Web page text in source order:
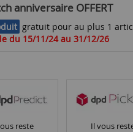
anniversaire OFFERT
gratuit pour au plus 1
du 15/11/24 au 31/12/26
reste Il vous